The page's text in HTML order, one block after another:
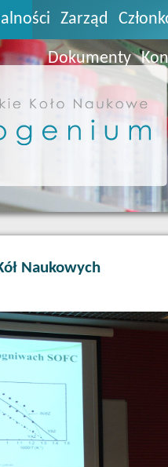
Zarząd
Dokumenty
Naukowych